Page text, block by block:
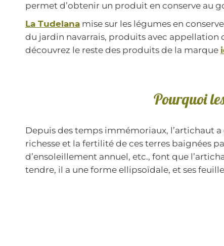
permet d’obtenir un produit en conserve au
La Tudelana mise sur les légumes en
du jardin navarrais, produits avec appellation
découvrez le reste des produits de la marque
Pourquoi
Depuis des temps immémoriaux, l’artichaut
richesse et la fertilité de ces terres baignées
d’ensoleillement annuel, etc., font que
tendre, il a une forme ellipsoïdale, et ses